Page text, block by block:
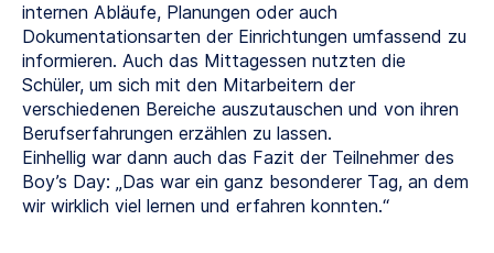
internen Abläufe, Planungen oder auch
Dokumentationsarten der Einrichtungen umfassend zu
informieren. Auch das Mittagessen nutzten die
Schüler, um sich mit den Mitarbeitern der
verschiedenen Bereiche auszutauschen und von ihren
Berufserfahrungen erzählen zu lassen.
Einhellig war dann auch das Fazit der Teilnehmer des
Boy’s Day: „Das war ein ganz besonderer Tag, an dem
wir wirklich viel lernen und erfahren konnten.“